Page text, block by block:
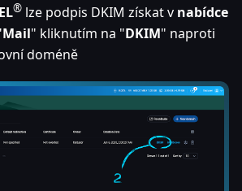
® lze podpis DKIM získat v nabídce
Mail" kliknutím na "DKIM" naproti
doméně